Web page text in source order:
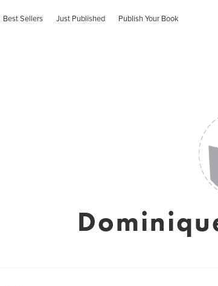
Best Sellers Just Published Publish Your Book